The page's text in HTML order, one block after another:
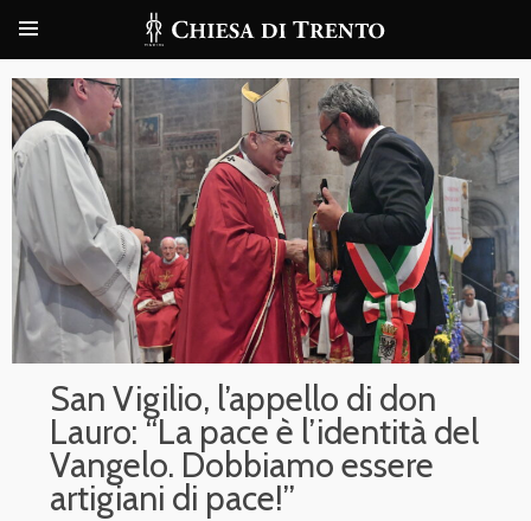
San Vigilio, l’appello di don
Lauro: “La pace è l’identità del
Vangelo. Dobbiamo essere
artigiani di pace!”